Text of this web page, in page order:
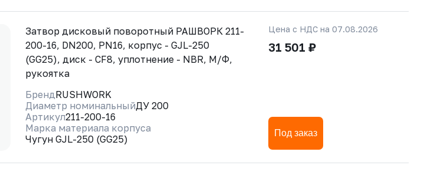
Затвор дисковый поворотный РАШВОРК 211-
200-16, DN200, PN16, корпус - GJL-250
(GG25), диск - CF8, уплотнение - NBR, М/Ф,
рукоятка
БрендRUSHWORK
Диаметр номинальныйДУ 200
Артикул211-200-16
Марка материала корпуса
Чугун GJL-250 (GG25)
Цена с НДС на 07.08.2026
31 501 ₽
Под заказ